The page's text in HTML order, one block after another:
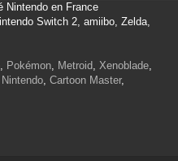
Nintendo en France
Switch 2, amiibo, Zelda,
, Pokémon, Metroid, Xenoblade,
, Cartoon Master,